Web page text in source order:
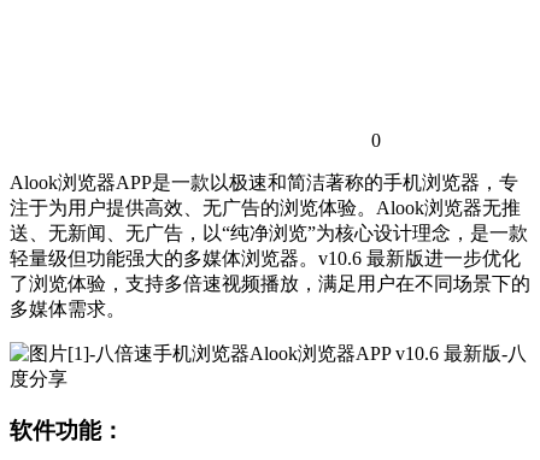
0
Alook浏览器APP是一款以极速和简洁著称的手机浏览器，专
注于为用户提供高效、无广告的浏览体验。Alook浏览器无推
送、无新闻、无广告，以“纯净浏览”为核心设计理念，是一款
轻量级但功能强大的多媒体浏览器。v10.6 最新版进一步优化
了浏览体验，支持多倍速视频播放，满足用户在不同场景下的
多媒体需求。
软件功能：